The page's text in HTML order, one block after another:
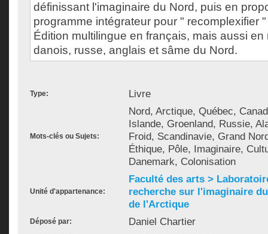
définissant l'imaginaire du Nord, puis en
programme intégrateur pour " recomplexifier
Édition multilingue en français, mais aussi
danois, russe, anglais et sâme du Nord.
Type: Livre
Mots-clés ou Sujets:
Nord, Arctique, Québec,
Islande, Groenland, Russie,
Froid, Scandinavie, Grand
Éthique, Pôle, Imaginaire,
Danemark, Colonisation
Unité d'appartenance:
Faculté des arts >
recherche sur l'imaginaire
de l'Arctique
Déposé par: Daniel Chartier